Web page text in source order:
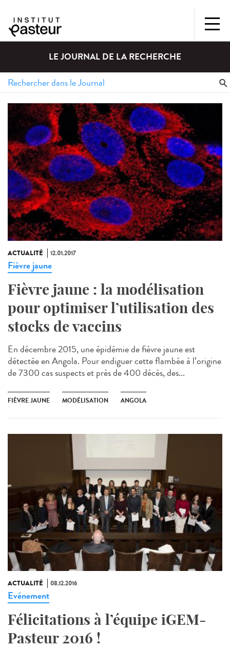
LE JOURNAL DE LA RECHERCHE
ACTUALITÉ 12.01.2017
Fièvre jaune
Fièvre jaune : la modélisation
pour optimiser l’utilisation des
stocks de vaccins
En décembre 2015, une épidémie de fièvre jaune est
détectée en Angola. Pour endiguer cette flambée à l’origine
de 7300 cas suspects et près de 400 décès, des...
FIÈVRE JAUNE MODÉLISATION ANGOLA
ACTUALITÉ 08.12.2016
Evénement
Félicitations à l’équipe iGEM-
Pasteur 2016 !